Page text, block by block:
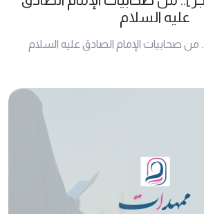
عليه السلام
من صحابيات الإمام الصادق عليه السلام